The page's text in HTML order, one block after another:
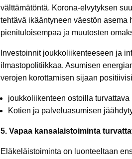
välttämätöntä. Korona-elvytyksen
tehtävä ikääntyneen väestön asema
pienituloisempaa ja muutosten
Investoinnit joukkoliikenteeseen ja
ilmastopolitiikkaa. Asumisen
verojen korottamisen sijaan
joukkoliikenteen ostoilla
Kotien ja palveluasumisen
5. Vapaa kansalaistoiminta
Eläkeläistoiminta on luonteeltaan